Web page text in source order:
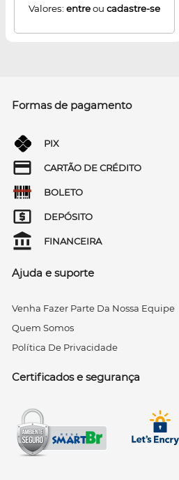
Valores: entreou cadastre-se
Formas de pagamento
PIX
CARTÃO DE CRÉDITO
BOLETO
DEPÓSITO
FINANCEIRA
Ajuda e suporte
Venha Fazer Parte Da Nossa Equipe
Quem Somos
Política De Privacidade
Certificados e segurança